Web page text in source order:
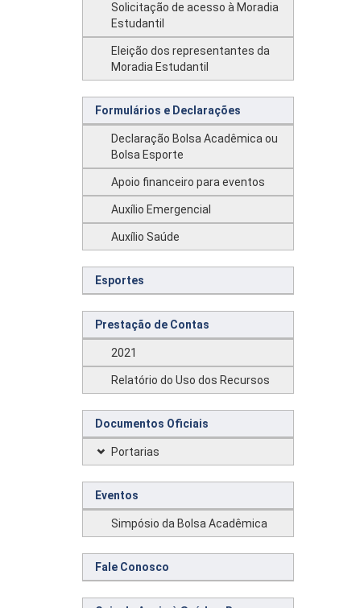
Solicitação de acesso à Moradia
Estudantil
Eleição dos representantes da
Moradia Estudantil
Formulários e Declarações
Declaração Bolsa Acadêmica ou
Bolsa Esporte
Apoio financeiro para eventos
Auxílio Emergencial
Auxílio Saúde
Esportes
Prestação de Contas
2021
Relatório do Uso dos Recursos
Documentos Oficiais
Portarias
Eventos
Simpósio da Bolsa Acadêmica
Fale Conosco